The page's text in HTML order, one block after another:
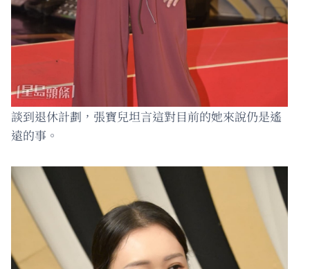
談到退休計劃，張寶兒坦言這對目前的她來說仍是遙
遠的事。